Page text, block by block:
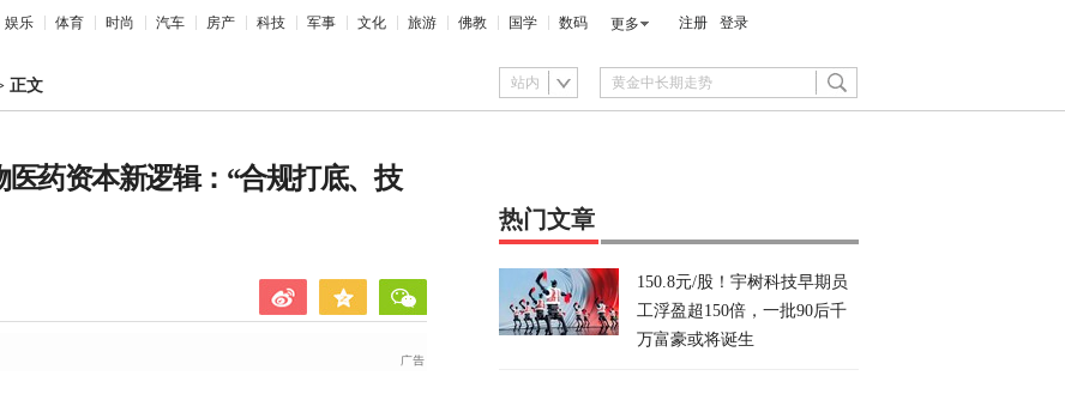
娱乐 体育 时尚 汽车 房产 科技 军事 文化 旅游 佛教 国学 数码 更多 注册 登录
正文 站内
药资本新逻辑：“合规打底、技
热门文章
150.8元/股！宇树科技早期员
工浮盈超150倍，一批90后千
万富豪或将诞生